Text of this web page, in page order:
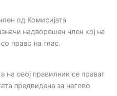
од Комисијата
надворешен член кој на
право на глас.
овој правилник се прават
предвидена за негово